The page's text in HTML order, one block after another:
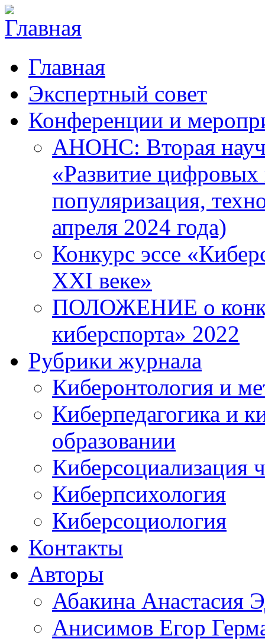
Главная
Экспертный совет
Конференции и
АНОНС: Вторая
«Развитие цифровых
популяризация,
апреля 2024 года)
Конкурс эссе
XXI веке»
ПОЛОЖЕНИЕ о
киберспорта» 2022
Рубрики журнала
Киберонтология и
Киберпедагогика и
образовании
Киберсоциализация
Киберпсихология
Киберсоциология
Контакты
Авторы
Абакина Анастасия
Анисимов Егор